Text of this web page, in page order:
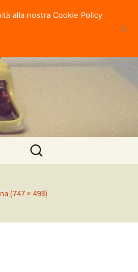
Ricerca
per:
(747 × 498)
alla nostra Cookie Policy